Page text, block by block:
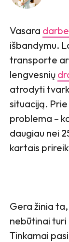
Vasara darbe
išbandymu.
transporte
lengvesnių
atrodyti
situaciją.
problema –
daugiau nei
kartais
Gera žinia
nebūtinai
Tinkamai